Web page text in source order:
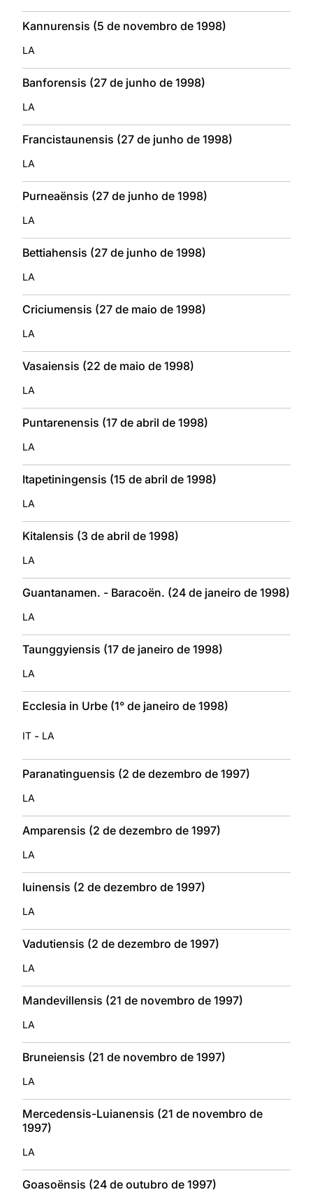
Kannurensis (5 de novembro de 1998)
LA
Banforensis (27 de junho de 1998)
LA
Francistaunensis (27 de junho de 1998)
LA
Purneaënsis (27 de junho de 1998)
LA
Bettiahensis (27 de junho de 1998)
LA
Criciumensis (27 de maio de 1998)
LA
Vasaiensis (22 de maio de 1998)
LA
Puntarenensis (17 de abril de 1998)
LA
Itapetiningensis (15 de abril de 1998)
LA
Kitalensis (3 de abril de 1998)
LA
Guantanamen. - Baracoën. (24 de janeiro de 1998)
LA
Taunggyiensis (17 de janeiro de 1998)
LA
Ecclesia in Urbe (1° de janeiro de 1998)
IT - LA
Paranatinguensis (2 de dezembro de 1997)
LA
Amparensis (2 de dezembro de 1997)
LA
Iuinensis (2 de dezembro de 1997)
LA
Vadutiensis (2 de dezembro de 1997)
LA
Mandevillensis (21 de novembro de 1997)
LA
Bruneiensis (21 de novembro de 1997)
LA
Mercedensis-Luianensis (21 de novembro de
1997)
LA
Goasoënsis (24 de outubro de 1997)